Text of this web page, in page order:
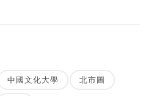
中國文化大學 北市圖